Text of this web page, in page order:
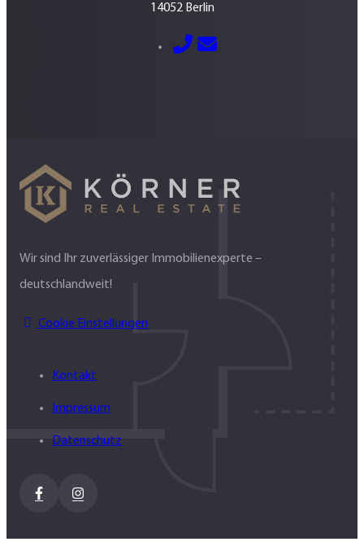
14052 Berlin
030 – 700 800 760
E-Mail senden
Wir sind Ihr zuverlässiger Immobilienexperte –
deutschlandweit!
Cookie Einstellungen
Kontakt
Impressum
Datenschutz